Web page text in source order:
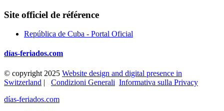
Site officiel de référence
República de Cuba - Portal Oficial
días-feriados.com
© copyright 2025 Website design and digital presence in
Switzerland | Condizioni Generali Informativa sulla Privacy
días-feriados.com